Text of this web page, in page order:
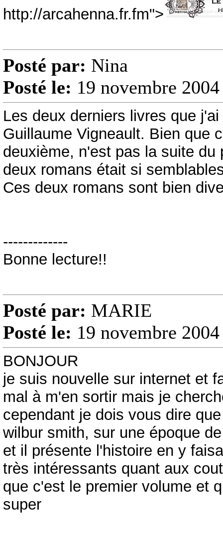
http://arcahenna.fr.fm">
Posté par: Nina
Posté le: 19 novembre
Les deux derniers livres que
Guillaume Vigneault. Bien que
deuxième, n'est pas la suite
deux romans était si
Ces deux romans sont bien
-------------
Bonne lecture!!
Posté par: MARIE
Posté le: 19 novembre
BONJOUR
je suis nouvelle sur internet et
mal à m'en sortir mais je
cependant je dois vous dire
wilbur smith, sur une époque
et il présente l'histoire en y
très intéressants quant aux
que c'est le premier volume et
super